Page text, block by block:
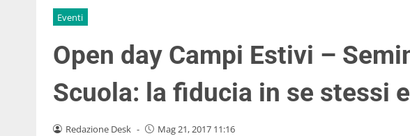
Eventi
Open day Campi Estivi –
Scuola: la fiducia in se stessi
Redazione Desk - Mag 21, 2017 11:16